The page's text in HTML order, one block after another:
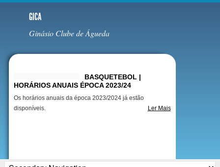
GICA
Ginásio Clube de Águeda
BASQUETEBOL |
HORÁRIOS ANUAIS ÉPOCA 2023/24
Os horários anuais da época 2023/2024 já estão
disponíveis.
Ler Mais